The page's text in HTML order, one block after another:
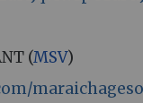
(MSV)
maraichageso